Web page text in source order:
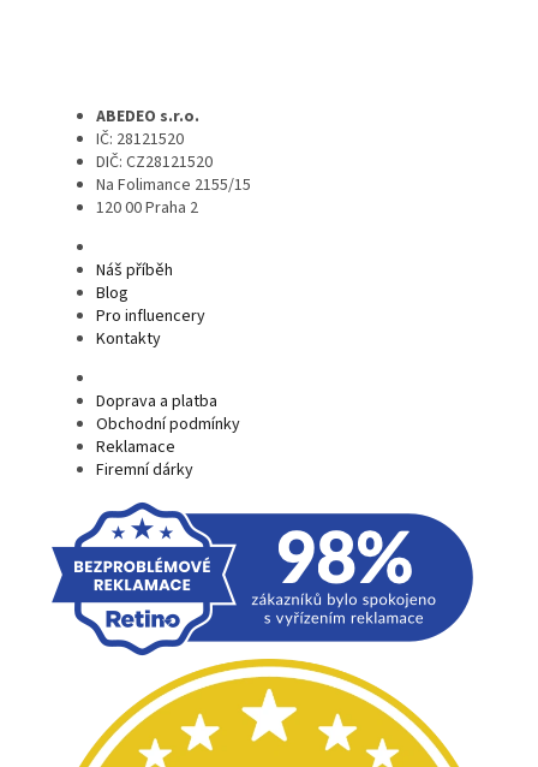
ABEDEO s.r.o.
IČ: 28121520
DIČ: CZ28121520
Na Folimance 2155/15
120 00 Praha 2
Náš příběh
Blog
Pro influencery
Kontakty
Doprava a platba
Obchodní podmínky
Reklamace
Firemní dárky